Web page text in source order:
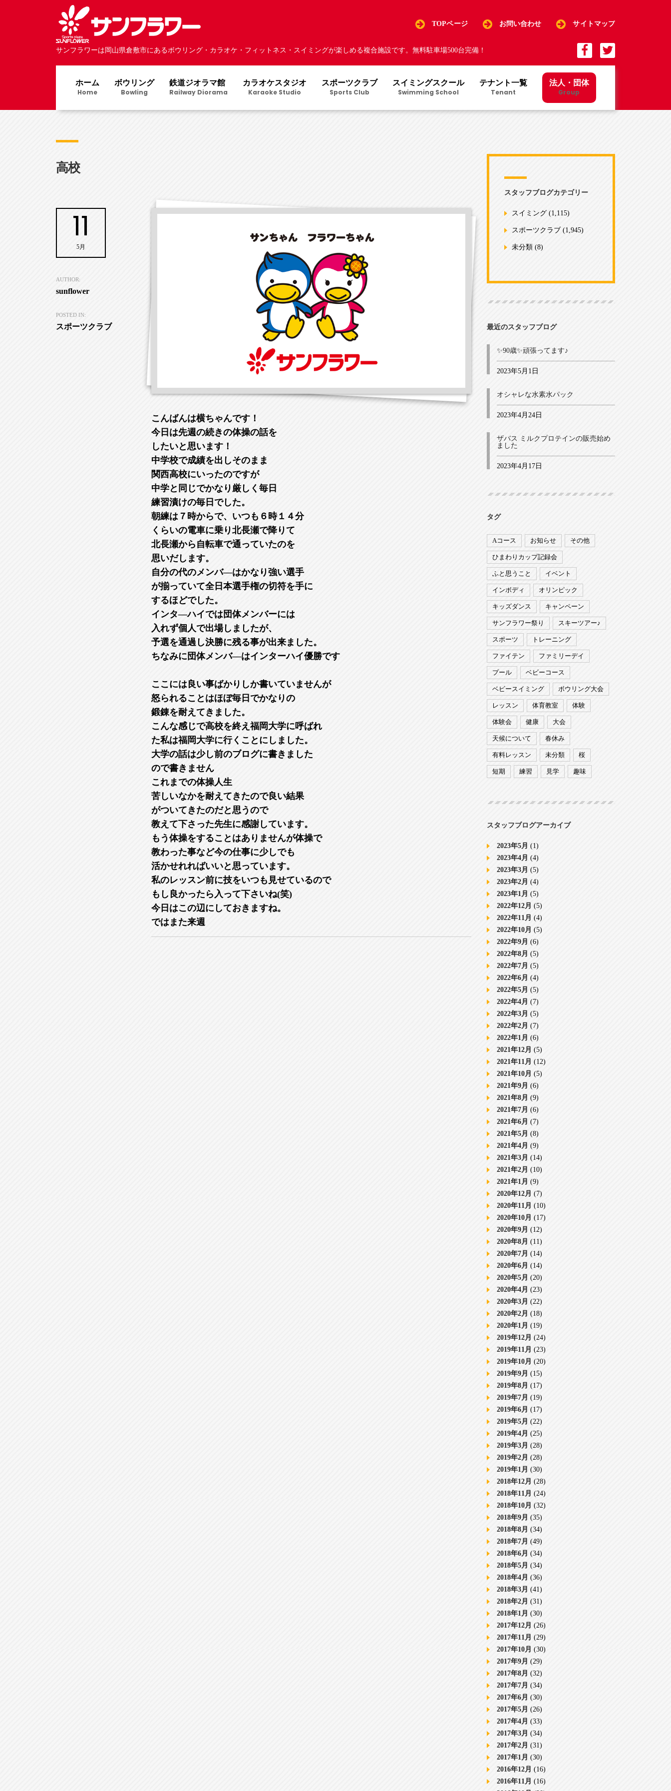
TOPページ お問い合わせ サイトマップ
サンフラワーは岡山県倉敷市にあるボウリング・カラオケ・フィットネス・スイミングが楽しめる複合施設です。無料駐車場500台完備！
ホーム
Home
ボウリング
Bowling
鉄道ジオラマ館
Railway Diorama
カラオケスタジオ
Karaoke Studio
スポーツクラブ
Sports Club
スイミングスクール
Swimming School
テナント一覧
Tenant
法人・団体
Group
高校
11
5月
AUTHOR:
sunflower
POSTED IN:
スポーツクラブ
こんばんは横ちゃんです！
今日は先週の続きの体操の話を
したいと思います！
中学校で成績を出しそのまま
関西高校にいったのですが
中学と同じでかなり厳しく毎日
練習漬けの毎日でした。
朝練は７時からで、いつも６時１４分
くらいの電車に乗り北長瀬で降りて
北長瀬から自転車で通っていたのを
思いだします。
自分の代のメンバ―はかなり強い選手
が揃っていて全日本選手権の切符を手に
するほどでした。
インタ―ハイでは団体メンバーには
入れず個人で出場しましたが、
予選を通過し決勝に残る事が出来ました。
ちなみに団体メンバ―はインターハイ優勝です
ここには良い事ばかりしか書いていませんが
怒られることはほぼ毎日でかなりの
鍛錬を耐えてきました。
こんな感じで高校を終え福岡大学に呼ばれ
た私は福岡大学に行くことにしました。
大学の話は少し前のブログに書きました
ので書きません
これまでの体操人生
苦しいなかを耐えてきたので良い結果
がついてきたのだと思うので
教えて下さった先生に感謝しています。
もう体操をすることはありませんが体操で
教わった事など今の仕事に少しでも
活かせれればいいと思っています。
私のレッスン前に技をいつも見せているので
もし良かったら入って下さいね(笑)
今日はこの辺にしておきますね。
ではまた来週
スタッフブログカテゴリー
スイミング(1,115)
スポーツクラブ (1,945)
未分類(8)
最近のスタッフブログ
✨90歳✨頑張ってます♪
2023年5月1日
オシャレな水素水パック
2023年4月24日
ザバス ミルクプロテインの販売始め
ました
2023年4月17日
タグ
Aコース お知らせ その他
ひまわりカップ記録会
ふと思うこと イベント
インボディ オリンピック
キッズダンス キャンペーン
サンフラワー祭り スキーツアー♪
スポーツ トレーニング
ファイテン ファミリーデイ
プール ベビーコース
ベビースイミング ボウリング大会
レッスン 体育教室 体験
体験会 健康 大会
天候について 春休み
有料レッスン 未分類 桜
短期 練習 見学 趣味
スタッフブログアーカイブ
2023年5月 (1)
2023年4月 (4)
2023年3月 (5)
2023年2月 (4)
2023年1月 (5)
2022年12月 (5)
2022年11月 (4)
2022年10月 (5)
2022年9月 (6)
2022年8月 (5)
2022年7月 (5)
2022年6月 (4)
2022年5月 (5)
2022年4月 (7)
2022年3月 (5)
2022年2月 (7)
2022年1月 (6)
2021年12月 (5)
2021年11月 (12)
2021年10月 (5)
2021年9月 (6)
2021年8月 (9)
2021年7月 (6)
2021年6月 (7)
2021年5月 (8)
2021年4月 (9)
2021年3月 (14)
2021年2月 (10)
2021年1月 (9)
2020年12月 (7)
2020年11月 (10)
2020年10月 (17)
2020年9月 (12)
2020年8月 (11)
2020年7月 (14)
2020年6月 (14)
2020年5月 (20)
2020年4月 (23)
2020年3月 (22)
2020年2月 (18)
2020年1月 (19)
2019年12月 (24)
2019年11月 (23)
2019年10月 (20)
2019年9月 (15)
2019年8月 (17)
2019年7月 (19)
2019年6月 (17)
2019年5月 (22)
2019年4月 (25)
2019年3月 (28)
2019年2月 (28)
2019年1月 (30)
2018年12月 (28)
2018年11月 (24)
2018年10月 (32)
2018年9月 (35)
2018年8月 (34)
2018年7月 (49)
2018年6月 (34)
2018年5月 (34)
2018年4月 (36)
2018年3月 (41)
2018年2月 (31)
2018年1月 (30)
2017年12月 (26)
2017年11月 (29)
2017年10月 (30)
2017年9月 (29)
2017年8月 (32)
2017年7月 (34)
2017年6月 (30)
2017年5月 (26)
2017年4月 (33)
2017年3月 (34)
2017年2月 (31)
2017年1月 (30)
2016年12月 (16)
2016年11月 (16)